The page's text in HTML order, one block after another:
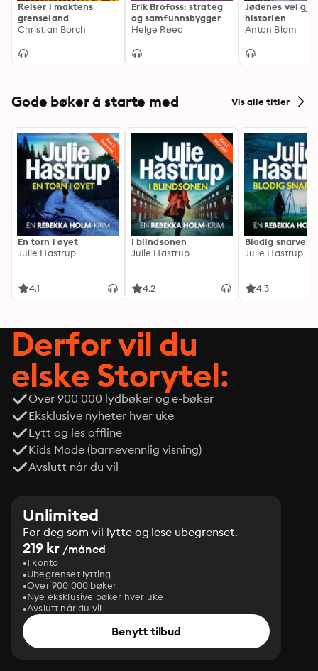
Reiser i maktens
grenseland
Christian Borch
Erik Brofoss: strateg
og samfunnsbygger
Helge Røed
Jødenes vei
historien
Anton Blom
Gode bøker å starte med Vis alle titler
En torn i øyet
Julie Hastrup
4.1
I blindsonen
Julie Hastrup
4.2
Blodig snarvei
Julie Hastrup
4.3
Derfor vil du
elske Storytel:
Over 900 000 lydbøker og e-bøker
Eksklusive nyheter hver uke
Lytt og les offline
Kids Mode (barnevennlig visning)
Avslutt når du vil
Unlimited
For deg som vil lytte og lese ubegrenset.
219 kr /måned
1 konto
Ubegrenset lytting
Over 900 000 bøker
Nye eksklusive bøker hver uke
Avslutt når du vil
Benytt tilbud